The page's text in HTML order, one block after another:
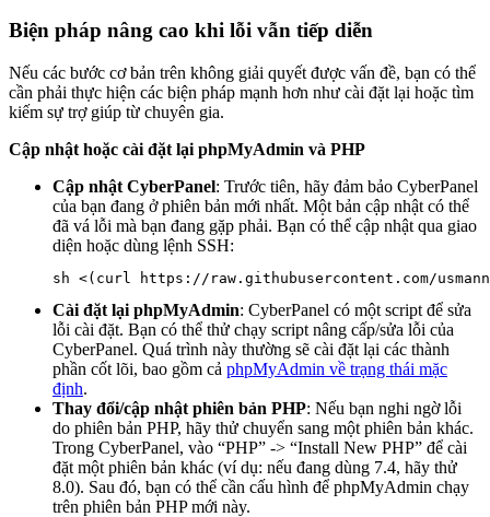
Biện pháp nâng cao khi lỗi vẫn tiếp diễn
Nếu các bước cơ bản trên không giải quyết được vấn đề, bạn có thể
cần phải thực hiện các biện pháp mạnh hơn như cài đặt lại hoặc tìm
kiếm sự trợ giúp từ chuyên gia.
Cập nhật hoặc cài đặt lại phpMyAdmin và PHP
Cập nhật CyberPanel: Trước tiên, hãy đảm bảo CyberPanel
của bạn đang ở phiên bản mới nhất. Một bản cập nhật có thể
đã vá lỗi mà bạn đang gặp phải. Bạn có thể cập nhật qua giao
diện hoặc dùng lệnh SSH:
Cài đặt lại phpMyAdmin: CyberPanel có một script để sửa
lỗi cài đặt. Bạn có thể thử chạy script nâng cấp/sửa lỗi của
CyberPanel. Quá trình này thường sẽ cài đặt lại các thành
phần cốt lõi, bao gồm cả phpMyAdmin về trạng thái mặc
định.
Thay đổi/cập nhật phiên bản PHP: Nếu bạn nghi ngờ lỗi
do phiên bản PHP, hãy thử chuyển sang một phiên bản khác.
Trong CyberPanel, vào “PHP” -> “Install New PHP” để cài
đặt một phiên bản khác (ví dụ: nếu đang dùng 7.4, hãy thử
8.0). Sau đó, bạn có thể cần cấu hình để phpMyAdmin chạy
trên phiên bản PHP mới này.